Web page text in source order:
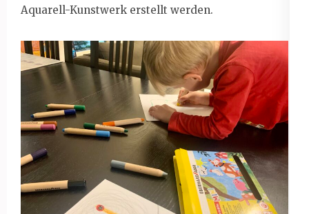
Aquarell-Kunstwerk erstellt werden.